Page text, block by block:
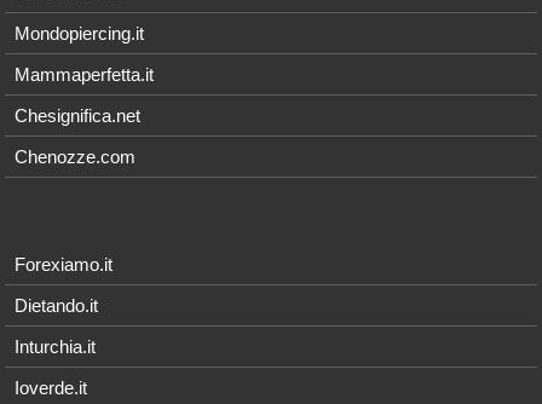
Mondopiercing.it
Mammaperfetta.it
Chesignifica.net
Chenozze.com
Forexiamo.it
Dietando.it
Inturchia.it
Ioverde.it